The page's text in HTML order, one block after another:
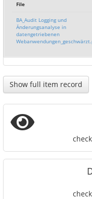
File
BA_Audit Logging und
Änderungsanalyse in
datengetriebenen
Show full item record